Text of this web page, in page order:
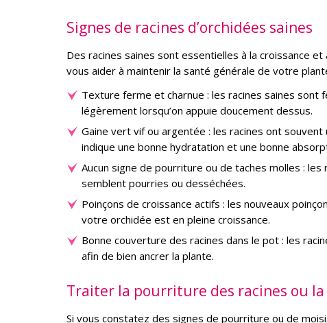
Signes de racines d’orchidées saines
Des racines saines sont essentielles à la croissance
vous aider à maintenir la santé générale de votre
Texture ferme et charnue : les racines saines sont
légèrement lorsqu’on appuie doucement dessus.
Gaine vert vif ou argentée : les racines ont
indique une bonne hydratation et une bonne
Aucun signe de pourriture ou de taches molles :
semblent pourries ou desséchées.
Poinçons de croissance actifs : les nouveaux
votre orchidée est en pleine croissance.
Bonne couverture des racines dans le pot : les
afin de bien ancrer la plante.
Traiter la pourriture des racines ou
Si vous constatez des signes de pourriture ou de